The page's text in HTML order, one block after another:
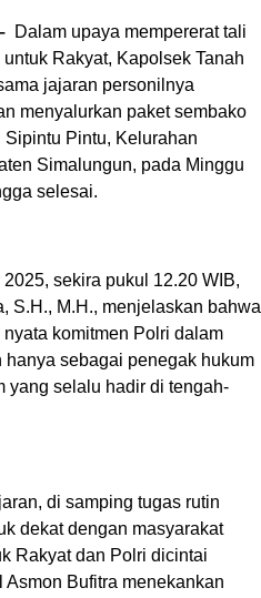
Dalam upaya mempererat tali
Rakyat, Kapolsek Tanah
jajaran personilnya
menyalurkan paket sembako
Pintu, Kelurahan
Simalungun, pada Minggu
selesai.
sekira pukul 12.20 WIB,
S.H., M.H., menjelaskan bahwa
komitmen Polri dalam
sebagai penegak hukum
yang selalu hadir di tengah-
di samping tugas rutin
dekat dengan masyarakat
Rakyat dan Polri dicintai
Asmon Bufitra menekankan